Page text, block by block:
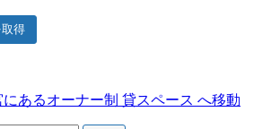
あるオーナー制 貸スペース へ移動